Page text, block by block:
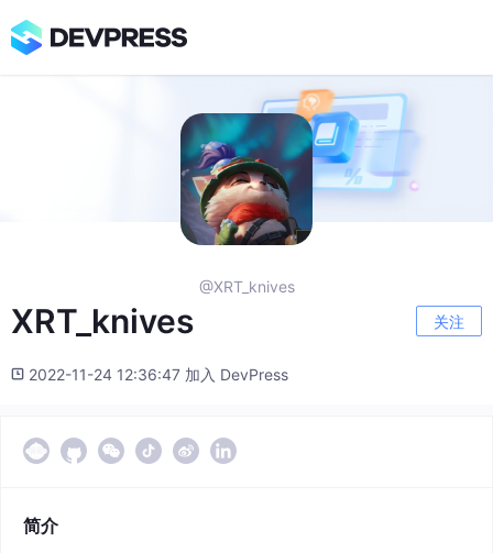
@XRT_knives
XRT_knives 关注
2022-11-24 12:36:47 加入 DevPress
简介